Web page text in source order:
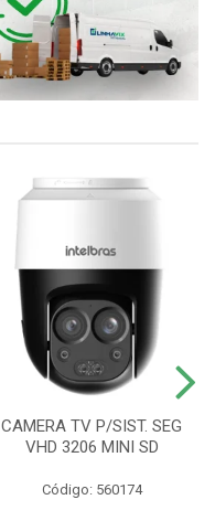
CAMERA TV P/SIST. SEG
VHD 3206 MINI SD
Código: 560174